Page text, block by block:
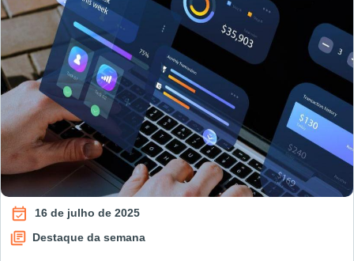
16 de julho de 2025
Destaque da semana